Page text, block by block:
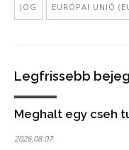
JOG EURÓPAI UNIÓ
Legfrissebb
Meghalt egy cseh
2026.08.07